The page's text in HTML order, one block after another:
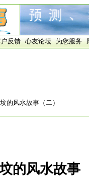
反馈 心友论坛 为您服务
的风水故事（二）
的风水故事